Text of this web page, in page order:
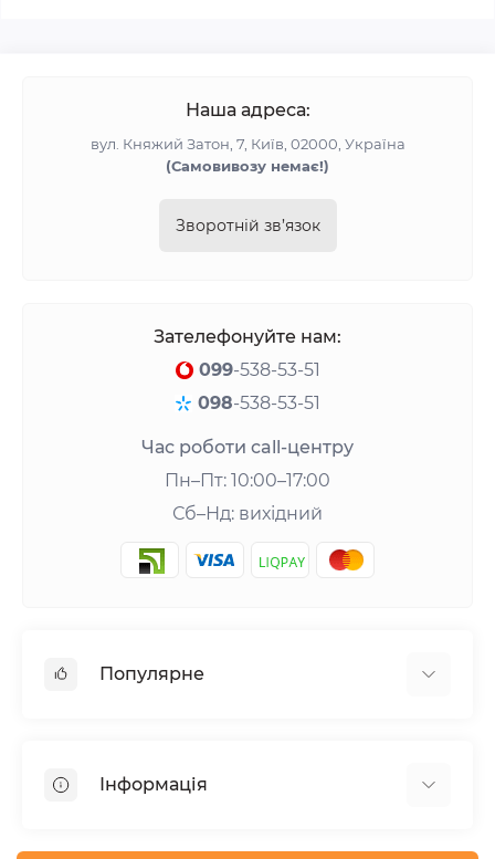
Наша адреса:
вул. Княжий Затон, 7, Київ, 02000, Україна
(Самовивозу немає!)
Зворотній зв’язок
Зателефонуйте нам:
099-538-53-51
098-538-53-51
Час роботи call-центру
Пн–Пт: 10:00–17:00
Сб–Нд: вихідний
Популярне
Гейнери
Інформація